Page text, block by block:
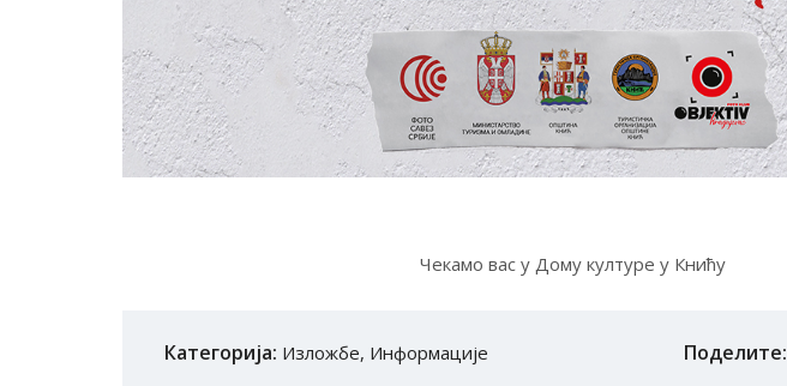
Чекамо вас у Дому културе у Книћу
Категорија: Изложбе, Информације Поделите: